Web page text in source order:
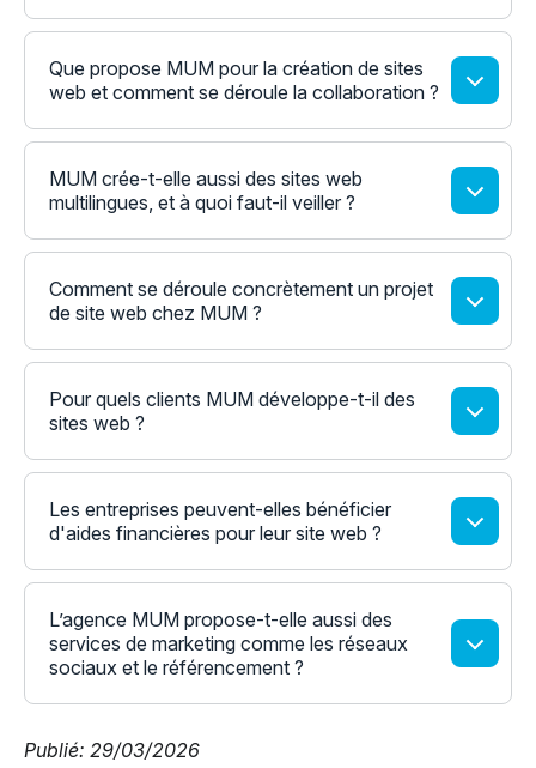
Que propose MUM pour la création de sites
web et comment se déroule la collaboration ?
MUM crée-t-elle aussi des sites web
multilingues, et à quoi faut-il veiller ?
Comment se déroule concrètement un projet
de site web chez MUM ?
Pour quels clients MUM développe-t-il des
sites web ?
Les entreprises peuvent-elles bénéficier
d'aides financières pour leur site web ?
L’agence MUM propose-t-elle aussi des
services de marketing comme les réseaux
sociaux et le référencement ?
Publié: 29/03/2026